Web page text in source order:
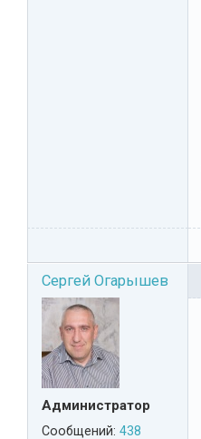
Сергей Огарышев
Администратор
Сообщений: 438